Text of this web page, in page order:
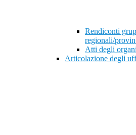
Rendiconti
regionali/
Atti degli
Articolazione degli